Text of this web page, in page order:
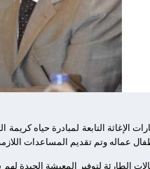
الإغاثة التابعة لمبادرة حياه
الطارئة لتوفير المعيشة الجيدة